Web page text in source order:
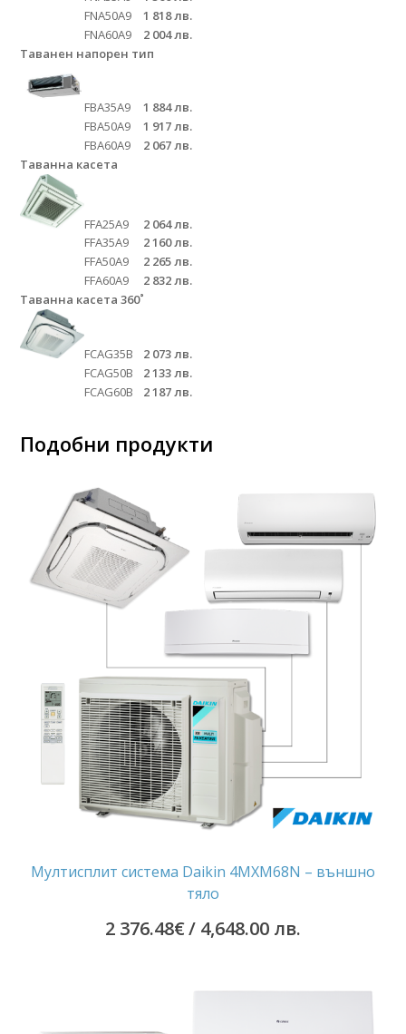
FNА50A9
1 818 лв.
FNА60A9
2 004 лв.
Таванен напорен тип
FBА35А9
1 884 лв.
FBА50А9
1 917 лв.
FBА60А9
2 067 лв.
Таванна касета
FFА25А9
2 064 лв.
FFА35А9
2 160 лв.
FFА50А9
2 265 лв.
FFА60А9
2 832 лв.
Таванна касета 360˚
FCАG35B
2 073 лв.
FCАG50B
2 133 лв.
FCАG60B
2 187 лв.
Подобни продукти
Мултисплит система Daikin 4MXM68N – външно
тяло
2 376.48€/ 4,648.00 лв.